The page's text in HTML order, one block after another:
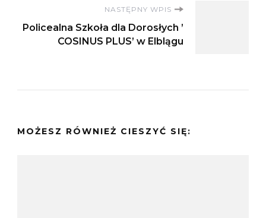
NASTĘPNY WPIS
Policealna Szkoła dla Dorosłych ’
COSINUS PLUS’ w Elblągu
MOŻESZ RÓWNIEŻ CIESZYĆ SIĘ: